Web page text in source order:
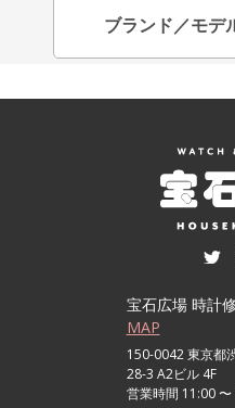
宝石広場 時計
MAP
150-0042 東京都
28-3 A2ビル 4F
営業時間 11:00 〜